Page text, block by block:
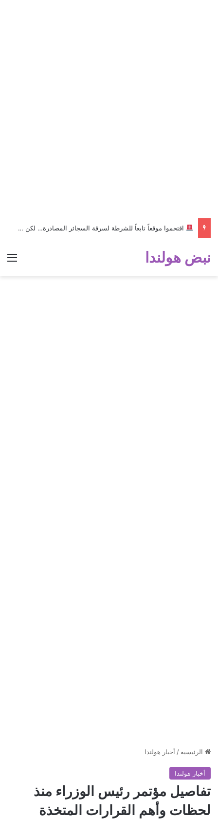
اقتحموا موقعاً تابعاً للشرطة لسرقة السجائر المصادرة… لكن خطأ صغير أثناء الهروب أسقط الخطة وكشفهم!
نبض هولندا
الرئيسية / أخبار هولندا
أخبار هولندا
تفاصيل مؤتمر رئيس الوزراء منذ
لحظات وأهم القرارات المتخذة